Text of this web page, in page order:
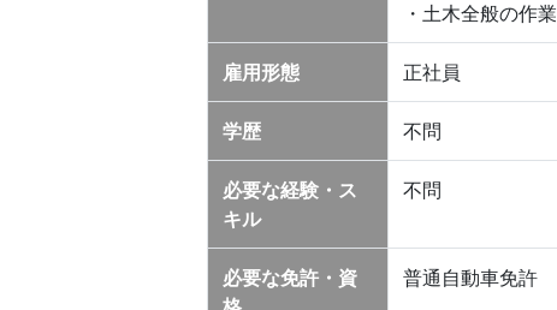
・土木全般の作業
雇用形態 正社員
学歴 不問
必要な経験・ス
キル
不問
必要な免許・資
普通自動車免許